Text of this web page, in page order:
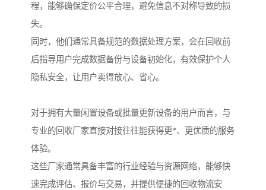
程，能够确保定价公平合理，避免信息不对称导致的损
失。
同时，他们通常具备规范的数据处理方案，会在回收前
后指导用户完成数据备份与设备初始化，有效保护个人
隐私安全，让用户卖得放心、省心。
对于拥有大量闲置设备或批量更新设备的用户而言，与
专业的回收厂家直接对接往往能获得更*、更优质的服务
体验。
这些厂家通常具备丰富的行业经验与资源网络，能够快
速完成评估、报价与交易，并提供便捷的回收物流安